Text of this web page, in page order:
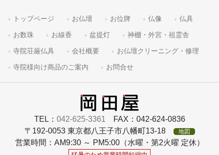
トップページ お仏壇 お位牌 仏像 仏具
お数珠 お線香 盆提灯 神棚・外宮・祖霊舎
寺院荘厳仏具 会社概要 お仏壇クリーニング・修理
寺院様向け商品のご案内 お問合せ
TEL： 042-625-3361 FAX：042-624-0836
〒192-0053 東京都八王子市八幡町13-18
地図
営業時間：AM9:30 ～ PM5:00（水曜・第2火曜 定休）